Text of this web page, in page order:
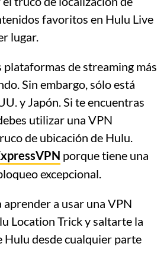
favoritos en Hulu Live
lugar.
plataformas de streaming más
Sin embargo, sólo está
y Japón. Si te encuentras
utilizar una VPN
de ubicación de Hulu.
porque tiene una
excepcional.
aprender a usar una VPN
Location Trick y saltarte la
Hulu desde cualquier parte